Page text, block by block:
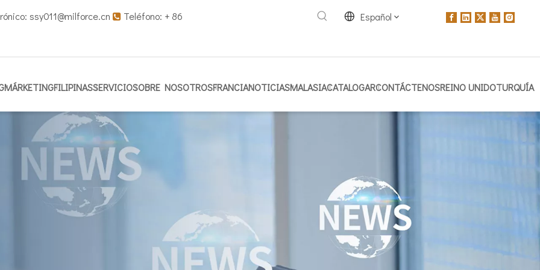
ssy011@milforce.cn  Teléfono: + 86
Español
MÁRKETINGFILIPINASSERVICIOSOBRE NOSOTROSFRANCIANOTICIASMALASIACATALOGARCONTÁCTENOSREINO UNIDOTURQUÍA